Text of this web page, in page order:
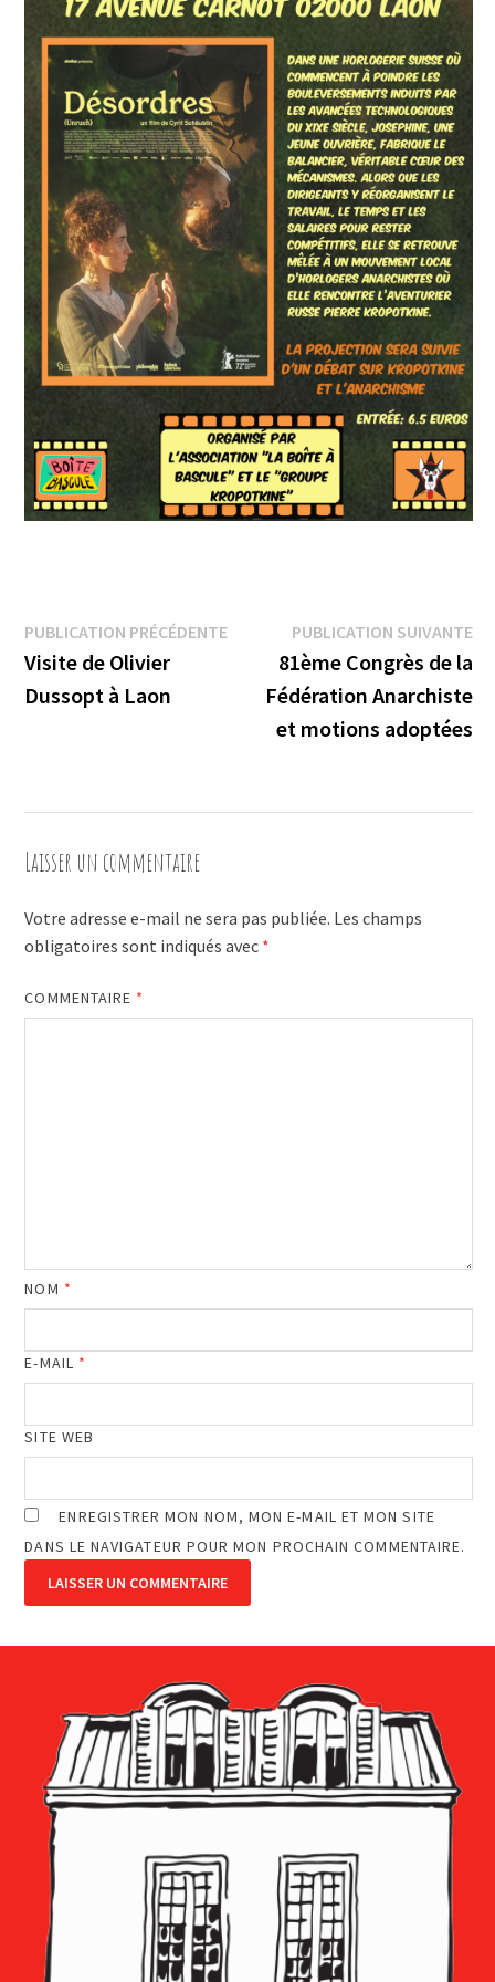
Navigation
de
l’article
PUBLICATION PRÉCÉDENTEPublication
précédente :
Visite de Olivier
Dussopt à Laon
PUBLICATION SUIVANTE
81ème Congrès de la
Fédération Anarchiste
et motions adoptées
Laisser un commentaire
Votre adresse e-mail ne sera pas publiée. Les champs
obligatoires sont indiqués avec *
COMMENTAIRE *
NOM *
E-MAIL *
SITE WEB
ENREGISTRER MON NOM, MON E-MAIL ET MON SITE
DANS LE NAVIGATEUR POUR MON PROCHAIN COMMENTAIRE.